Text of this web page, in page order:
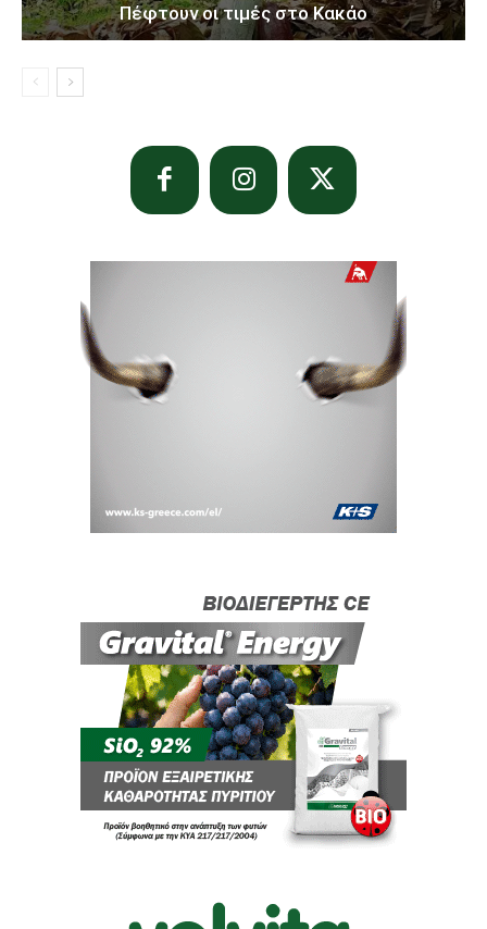
Πέφτουν οι τιμές στο Κακάο